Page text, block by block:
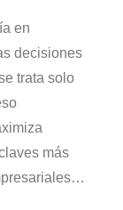
en
decisiones
trata solo
más